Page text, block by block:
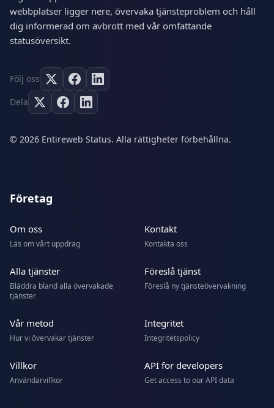
webbplatser ligger nere, övervaka tjänsteproblem och håll
dig informerad om avbrott med vår omfattande
statusöversikt.
Följ oss
Dela
© 2026 Entireweb Status. Alla rättigheter förbehållna.
Företag
Om oss
Läs om vårt uppdrag
Kontakt
Kontakta oss
Alla tjänster
Bläddra bland alla övervakade
tjänster
Föreslå tjänst
Föreslå ny tjänsteövervakning
Vår metod
Hur vi övervakar tjänster
Integritet
Integritetspolicy
Villkor
Användarvillkor
API for developers
Get access to our API data